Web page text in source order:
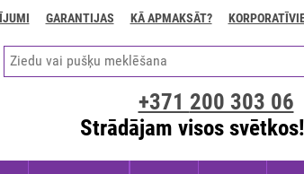
GARANTIJAS KĀ APMAKSĀT?
+371 200 303 06
Strādājam visos